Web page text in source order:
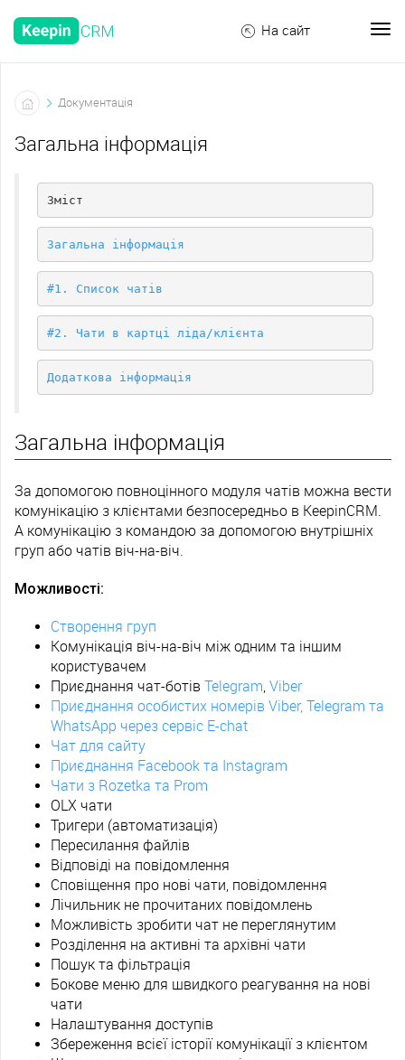
На сайт
Документація
Загальна інформація
Зміст
Загальна інформація
#1. Список чатів
#2. Чати в картці ліда/клієнта
Додаткова інформація
Загальна інформація
За допомогою повноцінного модуля чатів можна вести
комунікацію з клієнтами безпосередньо в KeepinCRM.
А комунікацію з командою за допомогою внутрішніх
груп або чатів віч-на-віч.
Можливості:
Створення груп
Комунікація віч-на-віч між одним та іншим
користувачем
Приєднання чат-ботів Telegram, Viber
Приєднання особистих номерів Viber, Telegram та
WhatsApp через сервіс E-chat
Чат для сайту
Приєднання Facebook та Instagram
Чати з Rozetka та Prom
OLX чати
Тригери (автоматизація)
Пересилання файлів
Відповіді на повідомлення
Сповіщення про нові чати, повідомлення
Лічильник не прочитаних повідомлень
Можливість зробити чат не переглянутим
Розділення на активні та архівні чати
Пошук та фільтрація
Бокове меню для швидкого реагування на нові
чати
Налаштування доступів
Збереження всієї історії комунікації з клієнтом